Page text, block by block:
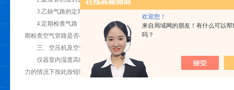
欢迎您！
来自局域网的朋友！有什么可以帮
吗？
3.乙炔气路的定期检查，以免管路老化产生漏气现象，发生危险。
4.定期检查气路，每次换乙炔气瓶后一定要全面试漏。用肥皂水等可检验
期检查空气管路是否存在漏气现象，检查方法参见乙炔检查方法。
三、空压机及空气气路的保养和维护
仪器室内湿度高时，空压机极易积水，严重影响测量的稳定性，应经常放
力的情况下按此按钮即可将积水排除。